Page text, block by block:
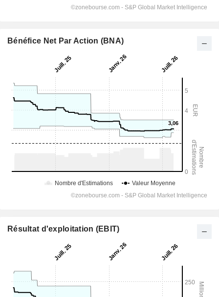
Bénéfice Net Par Action (BNA)
Résultat d'exploitation (EBIT)